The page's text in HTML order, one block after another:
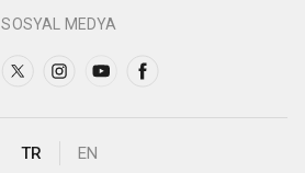
SOSYAL MEDYA
TR EN